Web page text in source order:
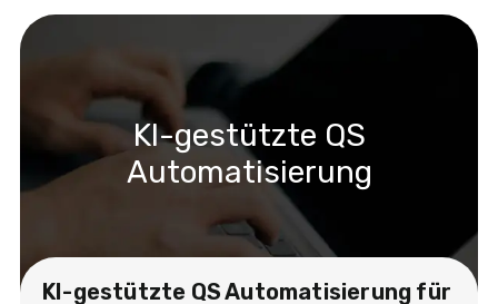
KI-gestützte QS
Automatisierung
KI-gestützte QS Automatisierung für